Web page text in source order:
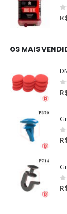
0
OS MAIS
0
0
0